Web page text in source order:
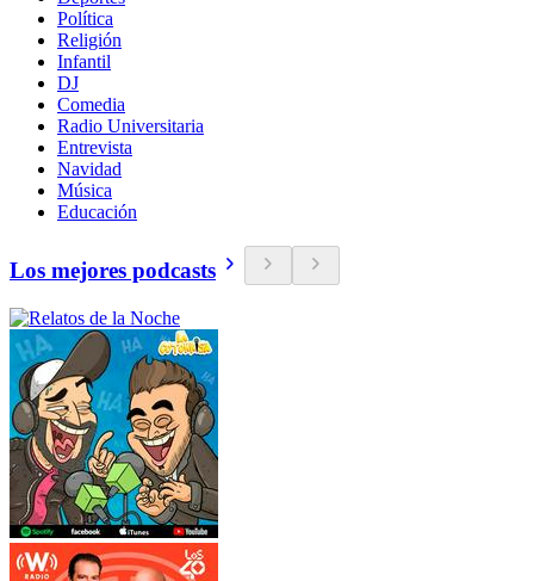
Política
Religión
Infantil
DJ
Comedia
Radio Universitaria
Entrevista
Navidad
Música
Educación
Los mejores podcasts